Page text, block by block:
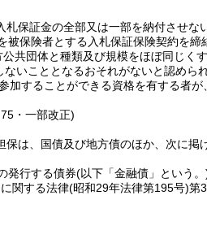
保証金の全部又は一部を納付させな
保険者とする入札保証保険契約を締
共団体と種類及び規模をほぼ同じく
いこととなるおそれがないと認められ
加することができる資格を有する者
・一部改正)
は、国債及び地方債のほか、次に掲
発行する債券(以下「金融債」という。
関する法律(昭和29年法律第195号)第